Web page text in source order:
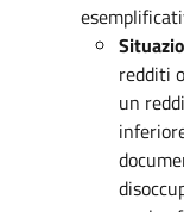
redditi
un